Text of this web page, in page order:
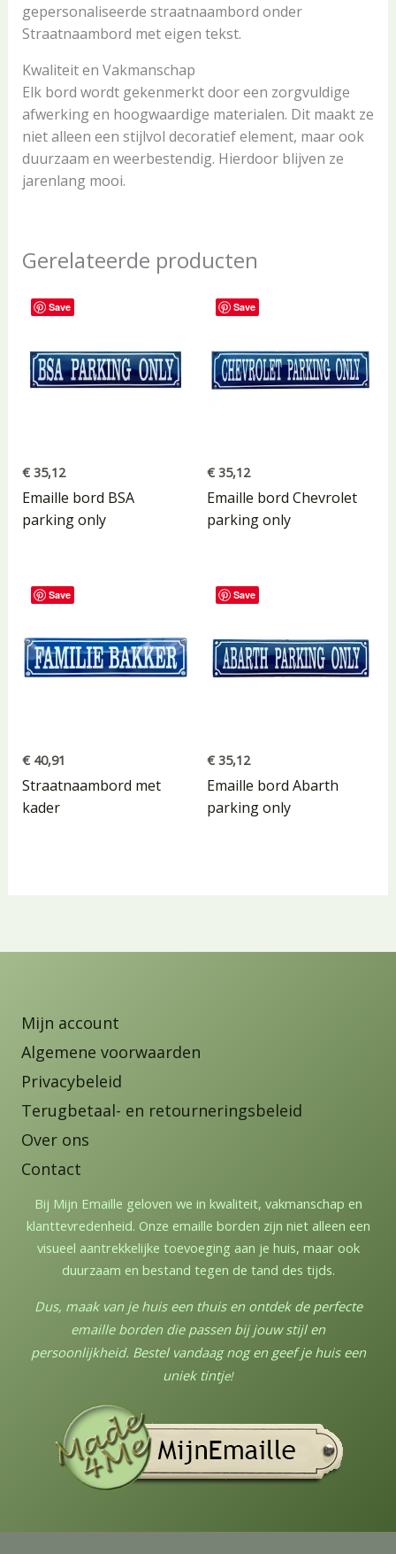
gepersonaliseerde straatnaambord onder
Straatnaambord met eigen tekst.
Kwaliteit en Vakmanschap
Elk bord wordt gekenmerkt door een zorgvuldige
afwerking en hoogwaardige materialen. Dit maakt ze
niet alleen een stijlvol decoratief element, maar ook
duurzaam en weerbestendig. Hierdoor blijven ze
jarenlang mooi.
Gerelateerde producten
Save
€35,12
Emaille bord BSA
parking only
Save
€ 35,12
Emaille bord Chevrolet
parking only
Save
€40,91
Straatnaambord met
kader
Save
€ 35,12
Emaille bord Abarth
parking only
Mijn account
Algemene voorwaarden
Privacybeleid
Terugbetaal- en retourneringsbeleid
Over ons
Contact
Bij Mijn Emaille geloven we in kwaliteit, vakmanschap en
klanttevredenheid. Onze emaille borden zijn niet alleen een
visueel aantrekkelijke toevoeging aan je huis, maar ook
duurzaam en bestand tegen de tand des tijds.
Dus, maak van je huis een thuis en ontdek de perfecte
emaille borden die passen bij jouw stijl en
persoonlijkheid. Bestel vandaag nog en geef je huis een
uniek tintje!